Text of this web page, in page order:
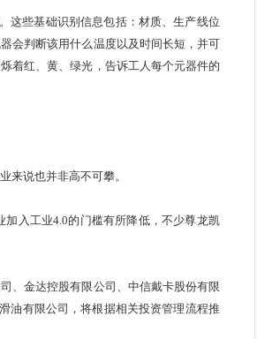
些基础识别信息包括：材质、生产线位
会判断该用什么温度以及时间长短，并可
着红、黄、绿光，告诉工人每个元器件的
业来说也并非高不可攀。
入工业4.0的门槛有所降低，不少尊龙凯
金达控股有限公司、中信戴卡股份有限
油有限公司，将根据相关投资管理流程推